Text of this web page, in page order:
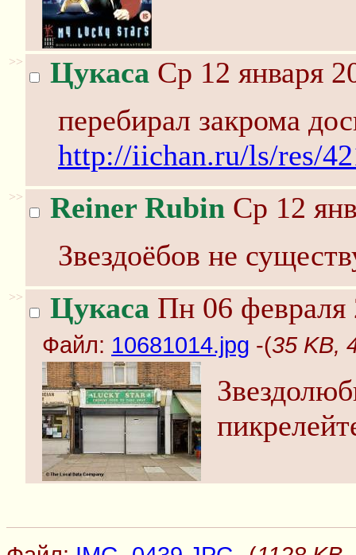
>> Цукаса Ср 12 января
перебирал закрома
http://iichan.ru/ls/res/
>> Reiner Rubin Ср 12
Звездоёбов не
>> Цукаса Пн 06 февраля
Файл: 10681014.jpg -(35 KB,